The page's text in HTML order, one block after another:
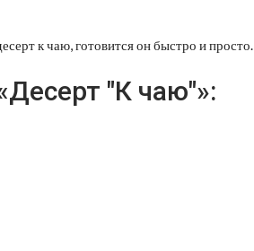
к чаю, готовится он быстро и просто.
"К чаю"»: